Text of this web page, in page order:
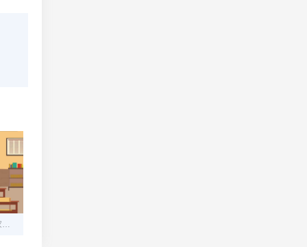
码支付：让个人与小微商家的收款难题迎刃而解